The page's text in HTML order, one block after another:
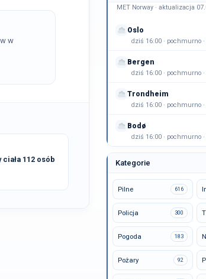
w
ciała 112 osób
MET Norway · aktualizacja
Oslo
dziś 16:00 · pochmurno
Bergen
dziś 16:00 · pochmurno
Trondheim
dziś 16:00 · pochmurno
Bodø
dziś 16:00 · pochmurno
Kategorie
Pilne 616
Policja 300
Pogoda 183
Pożary 92